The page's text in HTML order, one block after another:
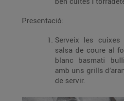
Presentació:
Serveix les
salsa de coure al
blanc basmati
amb uns grills
de servir.